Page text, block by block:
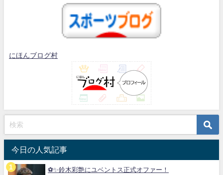
にほんブログ村
今日の人気記事
⚽✨鈴木彩艶にユベントス正式オファー！